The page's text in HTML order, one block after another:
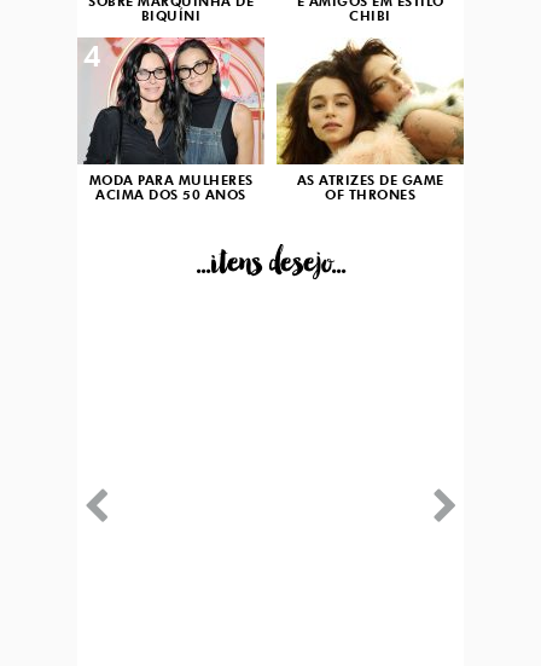
SOBRE MARQUINHA DE
BIQUÍNI
E AMIGOS EM ESTILO
CHIBI
MODA PARA MULHERES
ACIMA DOS 50 ANOS
4
AS ATRIZES DE GAME
OF THRONES
...itens desejo...